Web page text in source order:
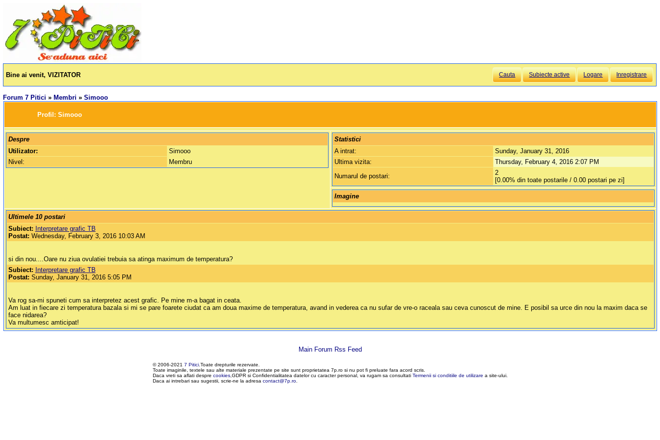
Bine ai venit, VIZITATOR Cauta Subiecte active Logare Inregistrare
Forum 7 Pitici » Membri »Simooo
		Profil:
Simooo
Despre
Utilizator:
Simooo
Nivel:
Membru
Statistici
A intrat:
Sunday, January 31, 2016
Ultima vizita:
Thursday, February 4, 2016 2:07 PM
Numarul de postari:
2
[0.00% din toate postarile / 0.00 postari pe zi]
Imagine
Ultimele 10 postari
Subiect: Interpretare grafic TB
Postat: Wednesday, February 3, 2016 10:03 AM
si din nou....Oare nu ziua ovulatiei trebuia sa atinga maximum de temperatura?
Subiect: Interpretare grafic TB
Postat: Sunday, January 31, 2016 5:05 PM
Va rog sa-mi spuneti cum sa interpretez acest grafic. Pe mine m-a bagat in ceata.
Am luat in fiecare zi temperatura bazala si mi se pare foarete ciudat ca am doua maxime de temperatura, avand in vederea ca nu sufar de vre-o raceala sau ceva cunoscut de mine. E posibil sa urce din nou la maxim daca se
face nidarea?
Va multumesc amticipat!
Main Forum Rss Feed
© 2006-2021 7 Pitici.Toate drepturile rezervate.
Toate imaginile, textele sau alte materiale prezentate pe site sunt proprietatea 7p.ro si nu pot fi preluate fara acord scris.
Daca vreti sa aflati despre cookies,GDPR si Confidentialitatea datelor cu caracter personal, va rugam sa consultati Termenii si conditiile de utilizare a site-ului.
Daca ai intrebari sau sugestii, scrie-ne la adresa contact@7p.ro.